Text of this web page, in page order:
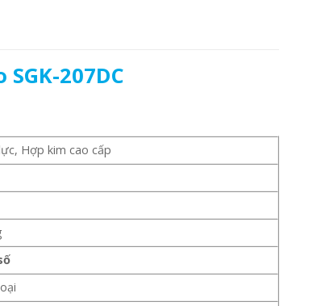
207DC
Hợp kim cao cấp